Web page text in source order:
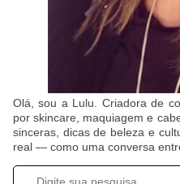
Olá, sou a Lulu. Criadora de
por skincare, maquiagem e
sinceras, dicas de beleza e
real — como uma conversa